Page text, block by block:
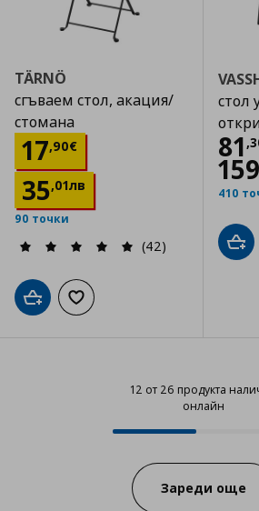
TÄRNÖ
сгъваем стол, акация/
стомана
17,90€
Цена
35,01лв
90 точки
(42)
Добави в кошницата
Добави към списъка с любими
стол
81 ,
159
410
12 от 26 продукта
онлайн
12 от 26
Progress:
Зареди още